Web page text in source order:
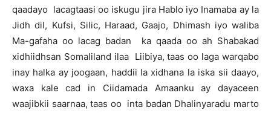
qaadayo lacagtaasi oo iskugu jira Hablo iyo Inamaba ay la
Jidh dil, Kufsi, Silic, Haraad, Gaajo, Dhimash iyo waliba
Ma-gafaha oo lacag badan ka qaada oo ah Shabakad
xidhiidhsan Somaliland ilaa Liibiya, taas oo laga warqabo
inay halka ay joogaan, haddii la xidhana la iska sii daayo,
waxa kale cad in Ciidamada Amaanku ay dayaceen
waajibkii saarnaa, taas oo inta badan Dhalinyaradu marto